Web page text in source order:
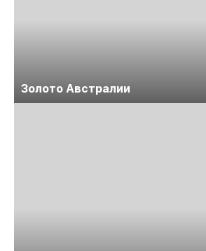
Золото Австралии